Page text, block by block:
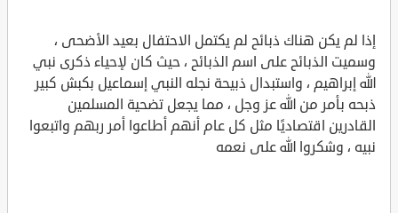
إذا لم يكن هناك ذبائح لم يكتمل الاحتفال بعيد الأضحى ،
وسميت الذبائح على اسم الذبائح ، حيث كان لإحياء ذكرى نبي
الله إبراهيم ، واستبدال ذبيحة نجله النبي إسماعيل بكبش كبير
ذبحه بأمر من الله عز وجل ، مما يجعل تضحية المسلمين
القادرين اقتصاديًا مثل كل عام أنهم أطاعوا أمر ربهم واتبعوا
نبيه ، وشكروا الله على نعمه